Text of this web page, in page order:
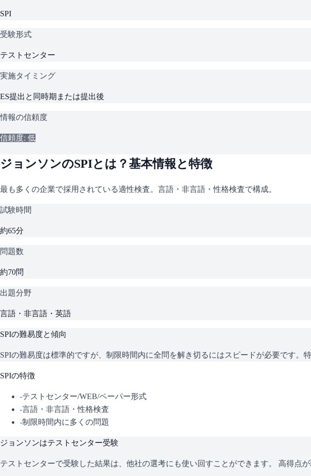
SPI
受験形式
テストセンター
実施タイミング
ES提出と同時期または提出後
情報の信頼度
信頼度: 低
ジョンソンのSPIとは？基本情報と特徴
最も多くの企業で採用されている適性検査。言語・非言語・性格検査で構成。
試験時間
約65分
問題数
約70問
出題分野
言語・非言語・英語
SPIの難易度と傾向
SPIの難易度は標準的ですが、制限時間内に全問を解き切るにはスピードが必要です
SPIの特徴
-テストセンター/WEB/ペーパー形式
-言語・非言語・性格検査
-制限時間内に多くの問題
ジョンソンはテストセンター受験
テストセンターで受験した結果は、他社の選考にも使い回すことができます。 高得点